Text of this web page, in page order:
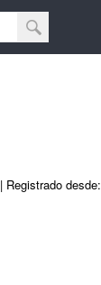
| Registrado desde: